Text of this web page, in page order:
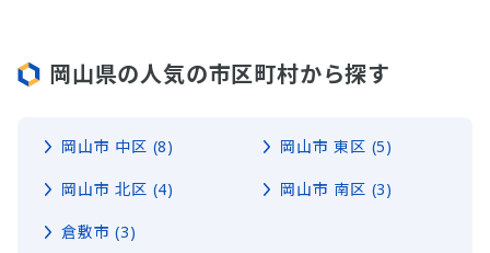
岡山県の人気の市区町村から探す
岡山市 中区 (8) 岡山市 東区 (5)
岡山市 北区 (4) 岡山市 南区 (3)
倉敷市 (3)